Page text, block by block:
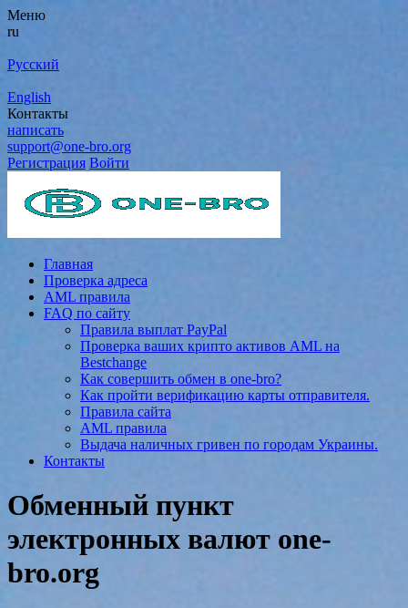
Меню
ru
Русский
English
Контакты
написать
support@one-bro.org
Регистрация Войти
Главная
Проверка адреса
AML правила
FAQ по сайту
Правила выплат PayPal
Проверка ваших крипто активов AML на
Bestchange
Как совершить обмен в one-bro?
Как пройти верификацию карты отправителя.
Правила сайта
AML правила
Выдача наличных гривен по городам Украины.
Контакты
Обменный пункт
электронных валют one-
bro.org